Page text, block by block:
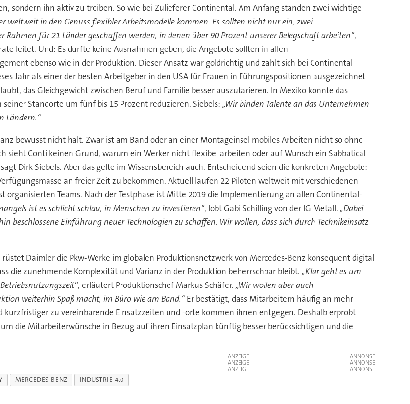
sondern ihn aktiv zu treiben. So wie bei Zulieferer Continental. Am Anfang standen zwei wichtige
weltweit in den Genuss flexibler Arbeitsmodelle kommen. Es sollten nicht nur ein, zwei
für 21 Länder geschaffen werden, in denen über 90 Prozent unserer Belegschaft arbeiten“,
leitet. Und: Es durfte keine Ausnahmen geben, die Angebote sollten in allen
ebenso wie in der Produktion. Dieser Ansatz war goldrichtig und zahlt sich bei Continental
Jahr als einer der besten Arbeitgeber in den USA für Frauen in Führungspositionen ausgezeichnet
das Gleichgewicht zwischen Beruf und Familie besser auszutarieren. In Mexiko konnte das
Standorte um fünf bis 15 Prozent reduzieren. Siebels: „Wir binden Talente an das Unternehmen
Ländern.“
bewusst nicht halt. Zwar ist am Band oder an einer Montageinsel mobiles Arbeiten nicht so ohne
sieht Conti keinen Grund, warum ein Werker nicht flexibel arbeiten oder auf Wunsch ein Sabbatical
Dirk Siebels. Aber das gelte im Wissensbereich auch. Entscheidend seien die konkreten Angebote:
an freier Zeit zu bekommen. Aktuell laufen 22 Piloten weltweit mit verschiedenen
organisierten Teams. Nach der Testphase ist Mitte 2019 die Implementierung an allen Continental-
ist es schlicht schlau, in Menschen zu investieren“, lobt Gabi Schilling von der IG Metall. „Dabei
beschlossene Einführung neuer Technologien zu schaffen. Wir wollen, dass sich durch Technikeinsatz
rüstet Daimler die Pkw-Werke im globalen Produktionsnetzwerk von Mercedes-Benz konsequent digital
die zunehmende Komplexität und Varianz in der Produktion beherrschbar bleibt. „Klar geht es um
, erläutert Produktionschef Markus Schäfer. „Wir wollen aber auch
weiterhin Spaß macht, im Büro wie am Band.“Er bestätigt, dass Mitarbeitern häufig an mehr
zu vereinbarende Einsatzzeiten und -orte kommen ihnen entgegen. Deshalb erprobt
die Mitarbeiterwünsche in Bezug auf ihren Einsatzplan künftig besser berücksichtigen und die
ANZEIGE
ANZEIGE
ANZEIGE
MERCEDES-BENZ INDUSTRIE 4.0